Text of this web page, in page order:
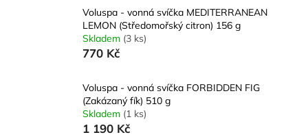
Voluspa - vonná svíčka MEDITERRANEAN
LEMON (Středomořský citron) 156 g
Skladem (3 ks)
770 Kč
Voluspa - vonná svíčka FORBIDDEN FIG
(Zakázaný fík) 510 g
Skladem (1 ks)
1 190 Kč